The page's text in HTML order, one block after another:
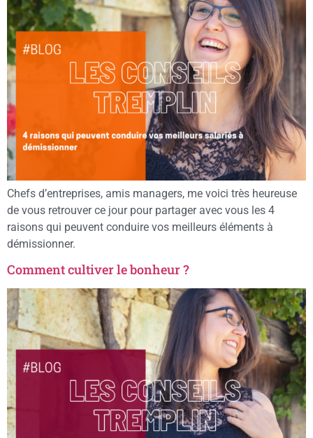
Chefs d’entreprises, amis managers, me voici très heureuse
de vous retrouver ce jour pour partager avec vous les 4
raisons qui peuvent conduire vos meilleurs éléments à
démissionner.
Comment cultiver le bonheur ?